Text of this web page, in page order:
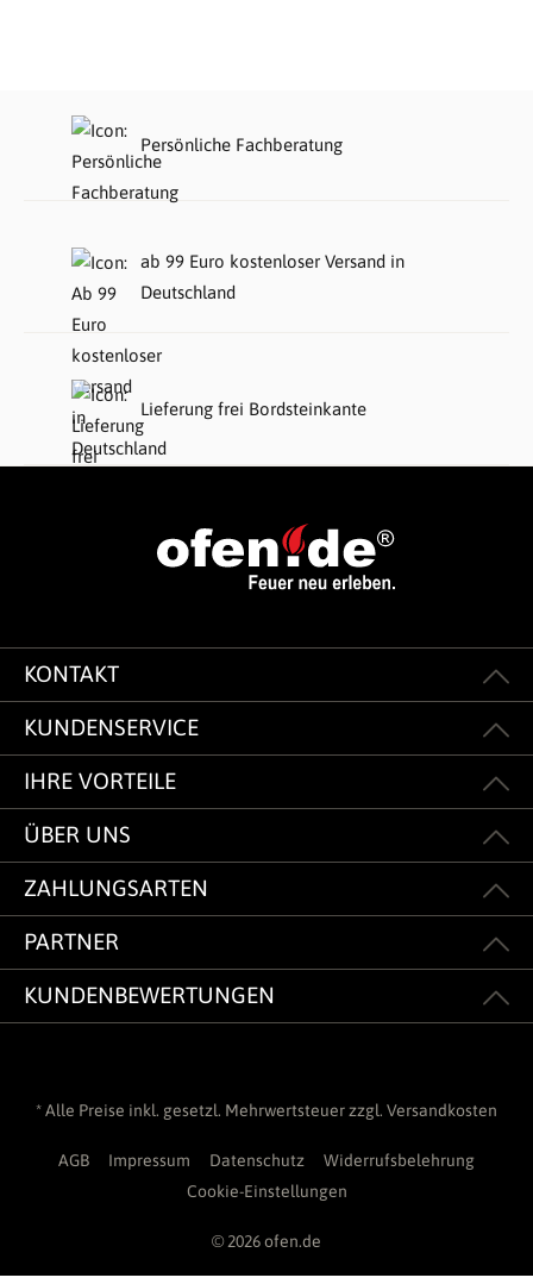
Persönliche Fachberatung
ab 99 Euro kostenloser Versand in
Deutschland
Lieferung frei Bordsteinkante
KONTAKT
KUNDENSERVICE
IHRE VORTEILE
ÜBER UNS
ZAHLUNGSARTEN
PARTNER
KUNDENBEWERTUNGEN
* Alle Preise inkl. gesetzl. Mehrwertsteuer zzgl. Versandkosten
AGB Impressum Datenschutz
Widerrufsbelehrung
Cookie-Einstellungen
© 2026 ofen.de